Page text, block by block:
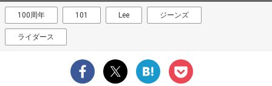
100周年 101 Lee ジーンズ
ライダース